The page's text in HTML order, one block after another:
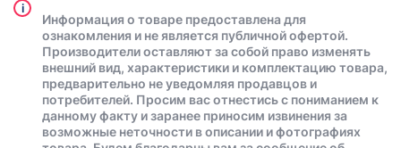
i
Информация о товаре предоставлена для
ознакомления и не является публичной офертой.
Производители оставляют за собой право изменять
внешний вид, характеристики и комплектацию товара,
предварительно не уведомляя продавцов и
потребителей. Просим вас отнестись с пониманием к
данному факту и заранее приносим извинения за
возможные неточности в описании и фотографиях